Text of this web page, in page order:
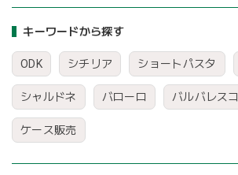
キーワードから探す
ODK シチリア ショートパスタ
シャルドネ バローロ バルバレスコ
ケース販売